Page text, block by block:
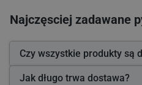
Najczęsciej zadawane
Czy wszystkie produkty są
Jak długo trwa dostawa?